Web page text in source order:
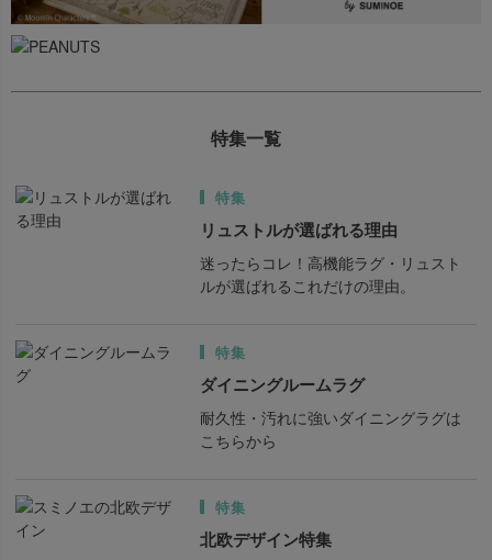
特集一覧
特集
リュストルが選ばれる理由
迷ったらコレ！高機能ラグ・リュスト
ルが選ばれるこれだけの理由。
特集
ダイニングルームラグ
耐久性・汚れに強いダイニングラグは
こちらから
特集
北欧デザイン特集